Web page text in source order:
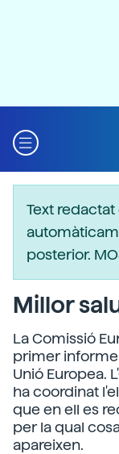
Text
posterior.
Millor
La Comissió
primer informe
Unió Europea.
ha coordinat
que en ell es
per la qual
apareixen.